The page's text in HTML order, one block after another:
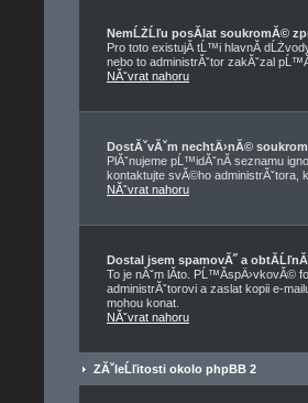
NemĹŻĹľu posĂ­lat soukromĂ©
Pro toto existujĂ­ tĹ™i hlavnĂ­
nebo to administrĂˇtor zakĂˇzal
NĂˇvrat nahoru
DostĂˇvĂˇm nechtÄ›nĂ©
PlĂˇnujeme pĹ™idĂˇnĂ­ seznamu
kontaktujte svĂ©ho administrĂˇtora,
NĂˇvrat nahoru
Dostal jsem spamovĂ˝ a
To je nĂˇm lĂ­to. PĹ™Ă­spÄ›vkovĂ©
administrĂˇtorovi a zaslat kopii e-
mohou konat.
NĂˇvrat nahoru
ZĂˇleĹľitosti okolo phpBB 2